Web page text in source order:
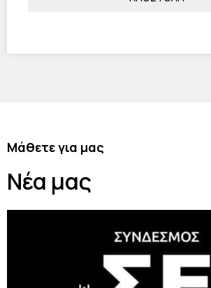
Μάθετε για μας
Νέα μας